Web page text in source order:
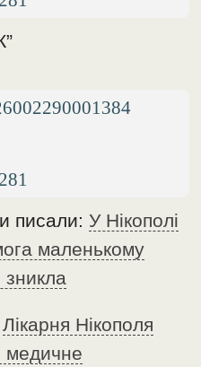
писали:У Нікополі
маленькому
зникла
Лікарня Нікополя
медичне